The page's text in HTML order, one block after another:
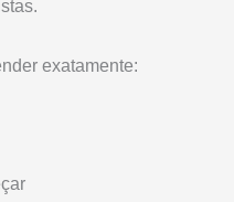
exatamente: